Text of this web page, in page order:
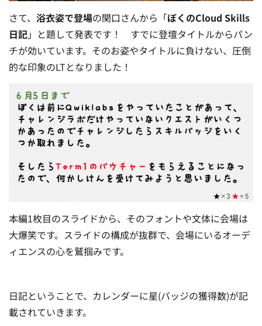
さて、 浴衣姿で登場の関口さんから「ぼくのCloud Skills
日記」と題して発表です！ すでに登壇タイトルからパン
チが効いています。そのお姿やタイトルに負けない、圧倒
的な印象のLTとなりました！
本編1枚目のスライドから、そのフォントや文体に会場は
大爆笑です。スライドの構成が抜群で、会場にいるオーデ
ィエンスの心を鷲掴みです。
日記ということで、カレンダーに星(バッジの獲得数)が記
載されていきます。